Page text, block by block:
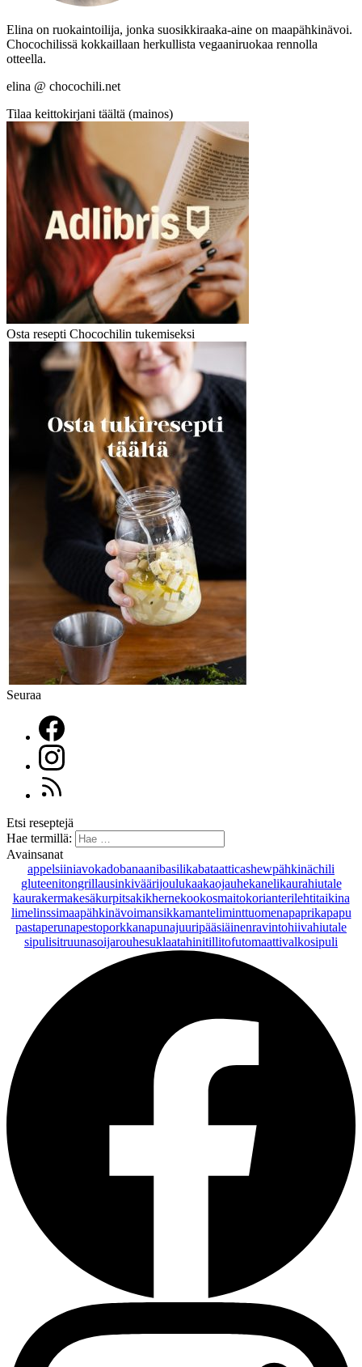
Elina on ruokaintoilija, jonka suosikkiraaka-aine on maapähkinävoi.
Chocochilissä kokkaillaan herkullista vegaaniruokaa rennolla
otteella.
elina @ chocochili.net
Tilaa keittokirjani täältä (mainos)
Osta resepti Chocochilin tukemiseksi
Seuraa
Etsi reseptejä
Hae termillä:
Avainsanat
appelsiiniavokadobanaanibasilikabataatticashewpähkinächili
gluteenitongrillausinkiväärijoulukaakaojauhekanelikaurahiutale
kaurakermakesäkurpitsakikhernekookosmaitokorianterilehtitaikina
limelinssimaapähkinävoimansikkamanteliminttuomenapaprikapapu
pastaperunapestoporkkanapunajuuripääsiäinenravintohiivahiutale
sipulisitruunasoijarouhesuklaatahinitillitofutomaattivalkosipuli